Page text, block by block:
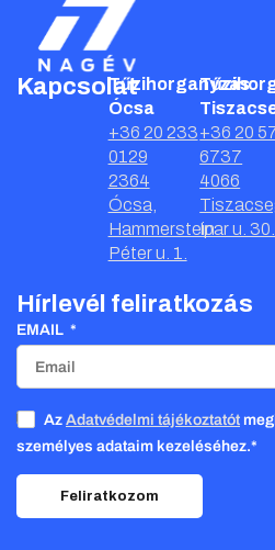
KapcsolatTűzihorganyzás
Ócsa
+36 20 233
0129
2364
Ócsa,
Hammerstein
Péter u. 1.
+36 20
6737
4066
Ipar u. 30.
Hírlevél feliratkozás
EMAIL
Az Adatvédelmi tájékoztatót
személyes adataim kezeléséhez.*
Feliratkozom